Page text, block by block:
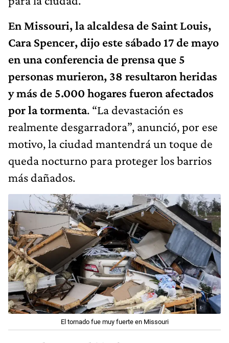
Cara Spencer, dijo este sábado 17 de mayo
en una conferencia de prensa que 5
personas murieron, 38 resultaron heridas
y más de 5.000 hogares fueron afectados
por la tormenta . “La devastación es
realmente desgarradora”, anunció, por ese
motivo, la ciudad mantendrá un toque de
queda nocturno para proteger los barrios
más dañados.
El tornado fue muy fuerte en Missouri